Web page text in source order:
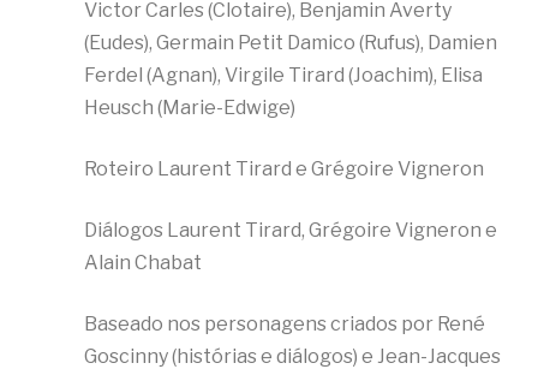
Victor Carles (Clotaire), Benjamin Averty
(Eudes), Germain Petit Damico (Rufus), Damien
Ferdel (Agnan), Virgile Tirard (Joachim), Elisa
Heusch (Marie-Edwige)
Roteiro Laurent Tirard e Grégoire Vigneron
Diálogos Laurent Tirard, Grégoire Vigneron e
Alain Chabat
Baseado nos personagens criados por René
Goscinny (histórias e diálogos) e Jean-Jacques